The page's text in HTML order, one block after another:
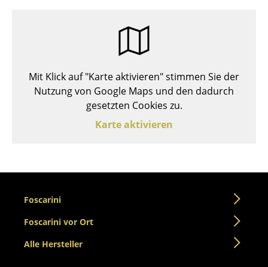
Bürosessel
Einzelteile
... alle Sitzmöbel
Beistelltische
Couchtische
Schreibtische
Mit Klick auf "Karte aktivieren" stimmen Sie der
Nutzung von Google Maps und den dadurch
gesetzten Cookies zu.
Karte aktivieren
Foscarini
Foscarini vor Ort
Alle Hersteller